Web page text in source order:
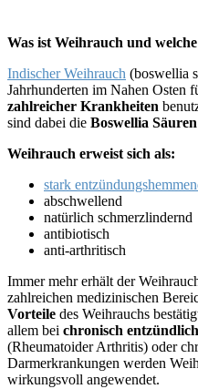
Was ist Weihrauch und
Indischer Weihrauch (boswellia
Jahrhunderten im Nahen Osten
zahlreicher Krankheiten
sind dabei die Boswellia
Weihrauch erweist sich als:
stark
abschwellend
natürlich schmerzlindernd
antibiotisch
anti-arthritisch
Immer mehr erhält der
zahlreichen medizinischen
Vorteile des Weihrauchs
allem bei chronisch
(Rheumatoider Arthritis) oder
Darmerkrankungen werden
wirkungsvoll angewendet.